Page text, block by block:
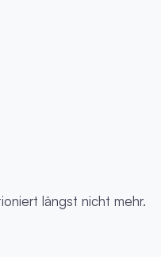
längst nicht mehr.